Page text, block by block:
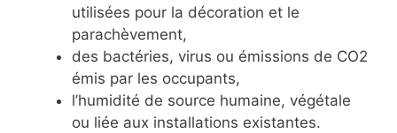
utilisées pour la décoration et le
parachèvement,
des bactéries, virus ou émissions de CO2
émis par les occupants,
l’humidité de source humaine, végétale
ou liée aux installations existantes.